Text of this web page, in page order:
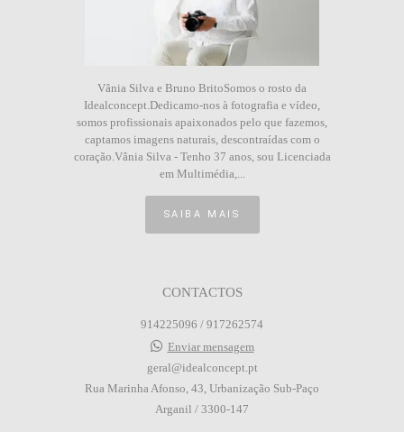
Vânia Silva e Bruno BritoSomos o rosto da
Idealconcept.Dedicamo-nos à fotografia e vídeo,
somos profissionais apaixonados pelo que fazemos,
captamos imagens naturais, descontraídas com o
coração.Vânia Silva - Tenho 37 anos, sou Licenciada
em Multimédia,...
SAIBA MAIS
CONTACTOS
914225096 / 917262574
Enviar mensagem
geral@idealconcept.pt
Rua Marinha Afonso, 43, Urbanização Sub-Paço
Arganil / 3300-147